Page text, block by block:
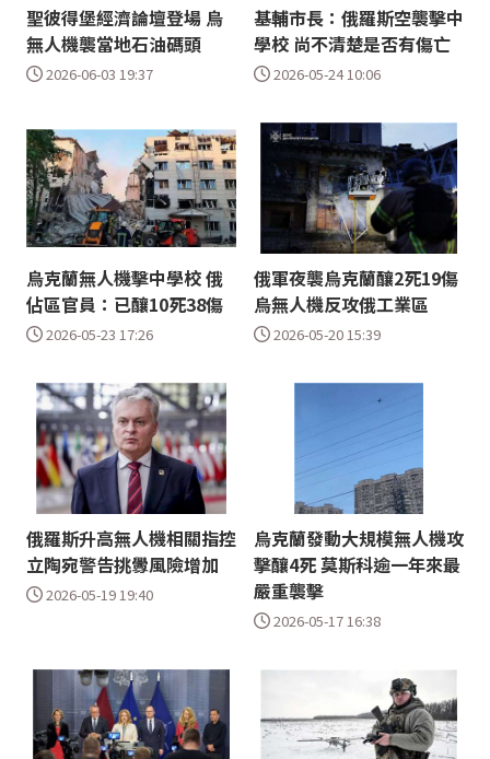
聖彼得堡經濟論壇登場 烏
無人機襲當地石油碼頭
2026-06-03 19:37
基輔市長：俄羅斯空襲擊中
學校 尚不清楚是否有傷亡
2026-05-24 10:06
烏克蘭無人機擊中學校 俄
佔區官員：已釀10死38傷
2026-05-23 17:26
俄軍夜襲烏克蘭釀2死19傷
烏無人機反攻俄工業區
2026-05-20 15:39
俄羅斯升高無人機相關指控
立陶宛警告挑釁風險增加
2026-05-19 19:40
烏克蘭發動大規模無人機攻
擊釀4死 莫斯科逾一年來最
嚴重襲擊
2026-05-17 16:38